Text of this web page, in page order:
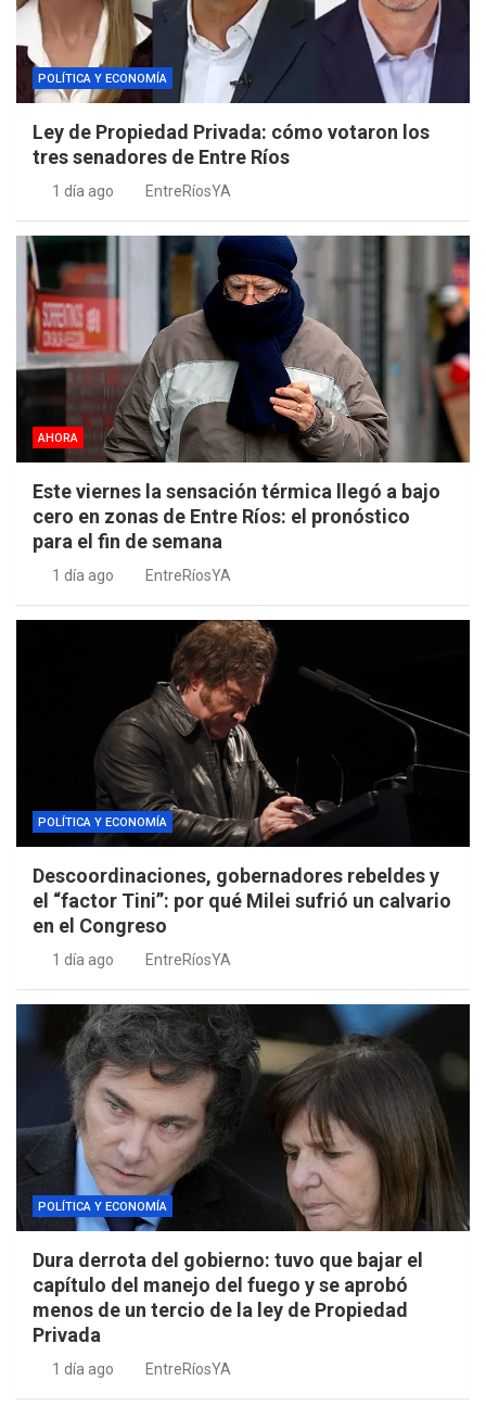
POLÍTICA Y ECONOMÍA
Ley de Propiedad Privada: cómo votaron los
tres senadores de Entre Ríos
1 día ago EntreRíosYA
AHORA
Este viernes la sensación térmica llegó a bajo
cero en zonas de Entre Ríos: el pronóstico
para el fin de semana
1 día ago EntreRíosYA
POLÍTICA Y ECONOMÍA
Descoordinaciones, gobernadores rebeldes y
el “factor Tini”: por qué Milei sufrió un calvario
en el Congreso
1 día ago EntreRíosYA
POLÍTICA Y ECONOMÍA
Dura derrota del gobierno: tuvo que bajar el
capítulo del manejo del fuego y se aprobó
menos de un tercio de la ley de Propiedad
Privada
1 día ago EntreRíosYA